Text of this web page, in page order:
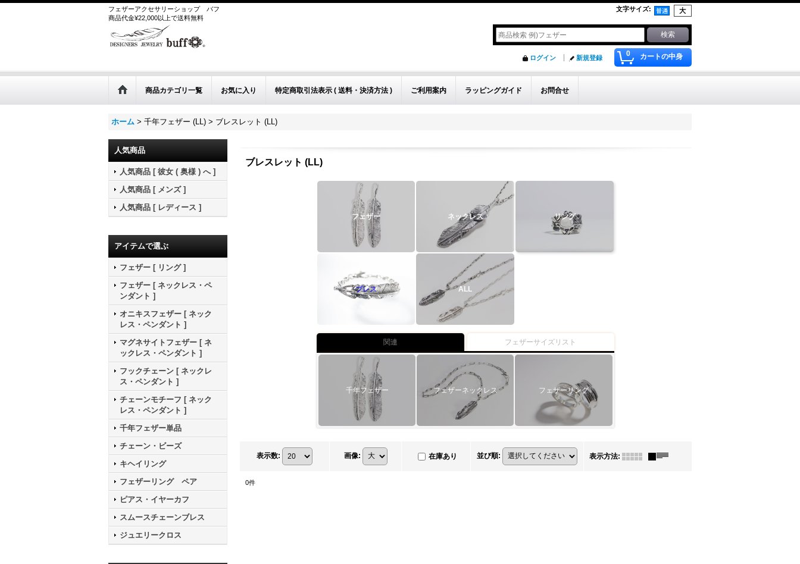
フェザーアクセサリーショップ
バフ
商品代金¥22,000以上で送料無料
文字サイズ:
0 カートの中身
ログイン 新規登録
商品カテゴリ一覧 お気に入り 特定商取引法表示 ( 送料・決済方法 ) ご利用案内 ラッピングガイド お問合せ
ホーム > 千年フェザー (LL) > ブレスレット (LL)
人気商品
人気商品 [ 彼女 ( 奥様 ) へ ]
人気商品 [ メンズ ]
人気商品 [ レディース ]
アイテムで選ぶ
フェザー [ リング ]
フェザー [ ネックレス・ペ
ンダント ]
オニキスフェザー [ ネック
レス・ペンダント ]
マグネサイトフェザー [ ネ
ックレス・ペンダント ]
フックチェーン [ ネックレ
ス・ペンダント ]
チェーンモチーフ [ ネック
レス・ペンダント ]
千年フェザー単品
チェーン・ビーズ
キヘイリング
フェザーリング ペア
ピアス・イヤーカフ
スムースチェーンブレス
ジュエリークロス
ブレスレット (LL)
フェザー ネックレス リング
ブレス ALL
関連 フェザーサイズリスト
千年フェザー フェザーネックレス フェザーリング
表示数: 画像: 在庫あり 並び順: 表示方法:
0件